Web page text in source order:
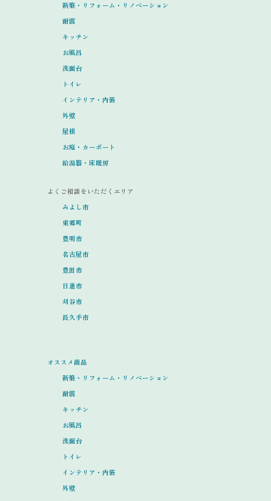
新築・リフォーム・リノベーション
耐震
キッチン
お風呂
洗面台
トイレ
インテリア・内装
外壁
屋根
お庭・カーポート
給湯器・床暖房
よくご相談をいただくエリア
みよし市
東郷町
豊明市
名古屋市
豊田市
日進市
刈谷市
長久手市
オススメ商品
新築・リフォーム・リノベーション
耐震
キッチン
お風呂
洗面台
トイレ
インテリア・内装
外壁